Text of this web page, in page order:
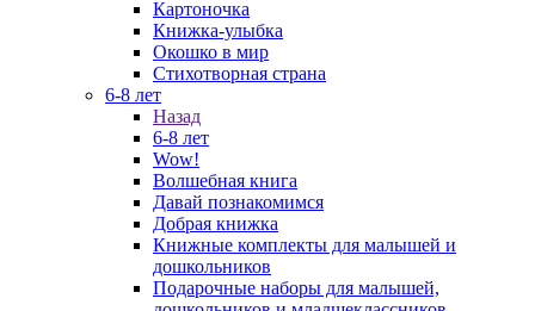
Картоночка
Книжка-улыбка
Окошко в мир
Стихотворная страна
6-8 лет
Назад
6-8 лет
Wow!
Волшебная книга
Давай познакомимся
Добрая книжка
Книжные комплекты для малышей и
дошкольников
Подарочные наборы для малышей,